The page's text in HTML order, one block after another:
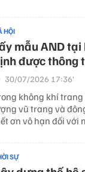
HỘI
mẫu AND
được thông
30/07/2026 17:36’
không khí trang
vũ trang và
ơn vô hạn đối với
SỰ